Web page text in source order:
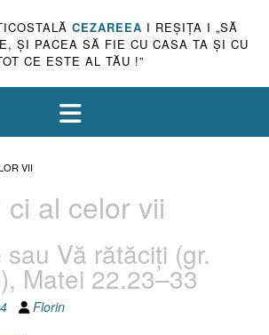
CEZAREEA I REŞIŢA I „SĂ
ŞI PACEA SĂ FIE CU CASA TA ŞI CU
CE ESTE AL TĂU !”
VII
ci al celor vii
Vă rătăciţi (gr.
Matei 22.23–33
Florin